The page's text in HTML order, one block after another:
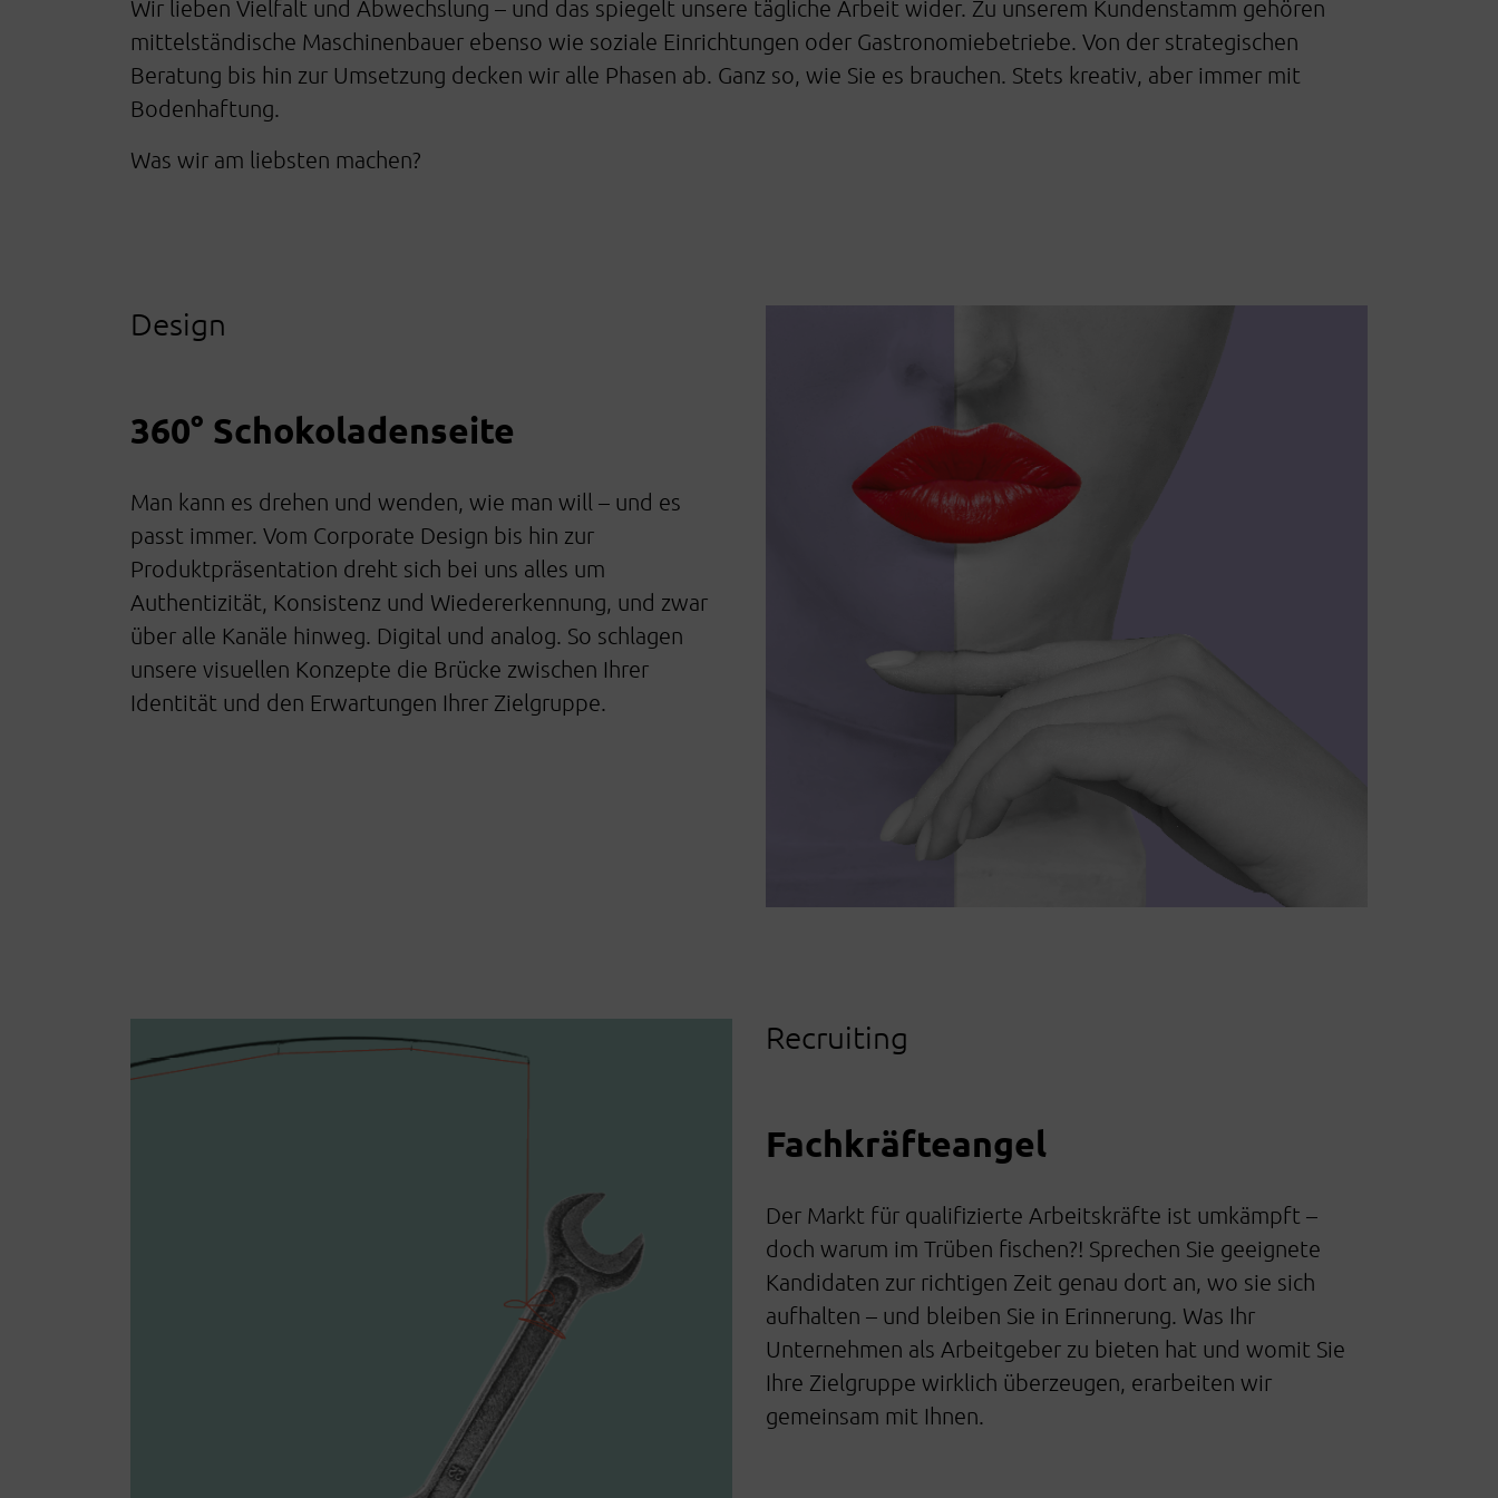
Wir lieben Vielfalt und Abwechslung – und das spiegelt unsere tägliche Arbeit wider. Zu unserem Kundenstamm gehören
mittelständische Maschinenbauer ebenso wie soziale Einrichtungen oder Gastronomiebetriebe. Von der strategischen
Beratung bis hin zur Umsetzung decken wir alle Phasen ab. Ganz so, wie Sie es brauchen. Stets kreativ, aber immer mit
Bodenhaftung.
Was wir am liebsten machen?
Design
360° Schokoladenseite
Man kann es drehen und wenden, wie man will – und es
passt immer. Vom Corporate Design bis hin zur
Produktpräsentation dreht sich bei uns alles um
Authentizität, Konsistenz und Wiedererkennung, und zwar
über alle Kanäle hinweg. Digital und analog. So schlagen
unsere visuellen Konzepte die Brücke zwischen Ihrer
Identität und den Erwartungen Ihrer Zielgruppe.
Recruiting
Fachkräfteangel
Der Markt für qualifizierte Arbeitskräfte ist umkämpft –
doch warum im Trüben fischen?! Sprechen Sie geeignete
Kandidaten zur richtigen Zeit genau dort an, wo sie sich
aufhalten – und bleiben Sie in Erinnerung. Was Ihr
Unternehmen als Arbeitgeber zu bieten hat und womit Sie
Ihre Zielgruppe wirklich überzeugen, erarbeiten wir
gemeinsam mit Ihnen.